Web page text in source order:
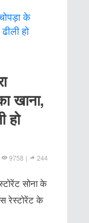
खाना,
हो
9758 | 244
सोना के
रेस्टोरेंट के